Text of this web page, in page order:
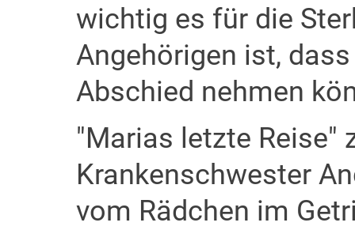
wichtig es für die
Angehörigen ist,
Abschied nehmen
"Marias letzte Reise"
Krankenschwester
vom Rädchen im